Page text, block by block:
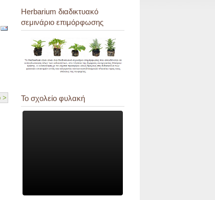
>
Herbarium διαδικτυακό
σεμινάριο επιμόρφωσης
Το σχολείο φυλακή